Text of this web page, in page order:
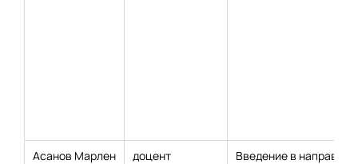
Асанов Марлен
доцент
Введение в